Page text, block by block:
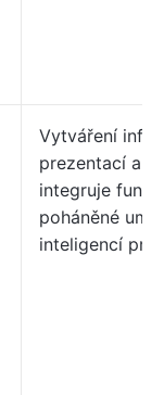
Vytváření
prezentací a
integruje
poháněné
inteligencí pro